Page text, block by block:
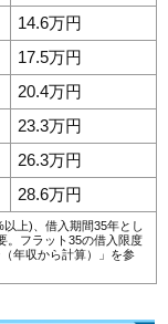
14.6万円
17.5万円
20.4万円
23.3万円
26.3万円
28.6万円
上)、借入期間35年とし
。フラット35の借入限度
年収から計算）
」を参